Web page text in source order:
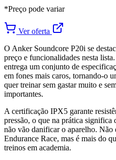
*Preço pode variar
Ver oferta
O Anker Soundcore P20i se
preço e funcionalidades nesta
entrega um conjunto de
em fones mais caros, tornando-o
quer treinar sem gastar muito e
importantes.
A certificação IPX5 garante
pressão, o que na prática significa
não vão danificar o aparelho.
Endurance Race, mas é mais do
treinos em academia.